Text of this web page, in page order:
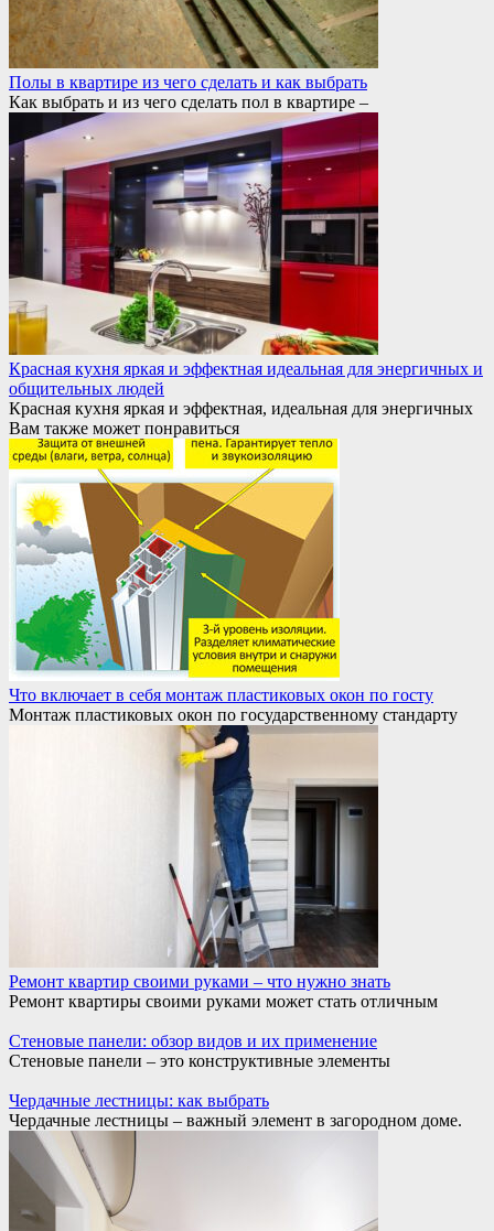
Полы в квартире из чего сделать и как выбрать
Как выбрать и из чего сделать пол в квартире –
Красная кухня яркая и эффектная идеальная для энергичных и
общительных людей
Красная кухня яркая и эффектная, идеальная для энергичных
Вам также может понравиться
Что включает в себя монтаж пластиковых окон по госту
Монтаж пластиковых окон по государственному стандарту
Ремонт квартир своими руками – что нужно знать
Ремонт квартиры своими руками может стать отличным
Стеновые панели: обзор видов и их применение
Стеновые панели – это конструктивные элементы
Чердачные лестницы: как выбрать
Чердачные лестницы – важный элемент в загородном доме.